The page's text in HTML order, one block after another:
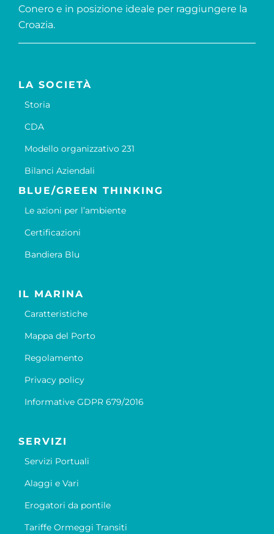
Conero e in posizione ideale per raggiungere la
Croazia.
LA SOCIETÀ
Storia
CDA
Modello organizzativo 231
Bilanci Aziendali
BLUE/GREEN THINKING
Le azioni per l’ambiente
Certificazioni
Bandiera Blu
IL MARINA
Caratteristiche
Mappa del Porto
Regolamento
Privacy policy
Informative GDPR 679/2016
SERVIZI
Servizi Portuali
Alaggi e Vari
Erogatori da pontile
Tariffe Ormeggi Transiti